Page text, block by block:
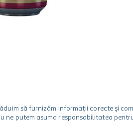
să furnizăm informații corecte și
putem asuma responsabilitatea